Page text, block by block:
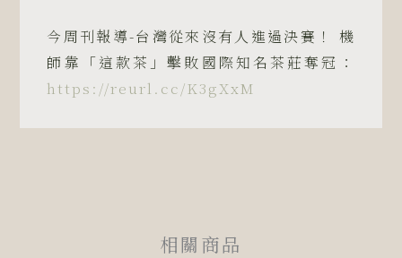
今周刊報導-台灣從來沒有人進過決賽！ 機
師靠「這款茶」擊敗國際知名茶莊奪冠：
https://reurl.cc/K3gXxM
相關商品